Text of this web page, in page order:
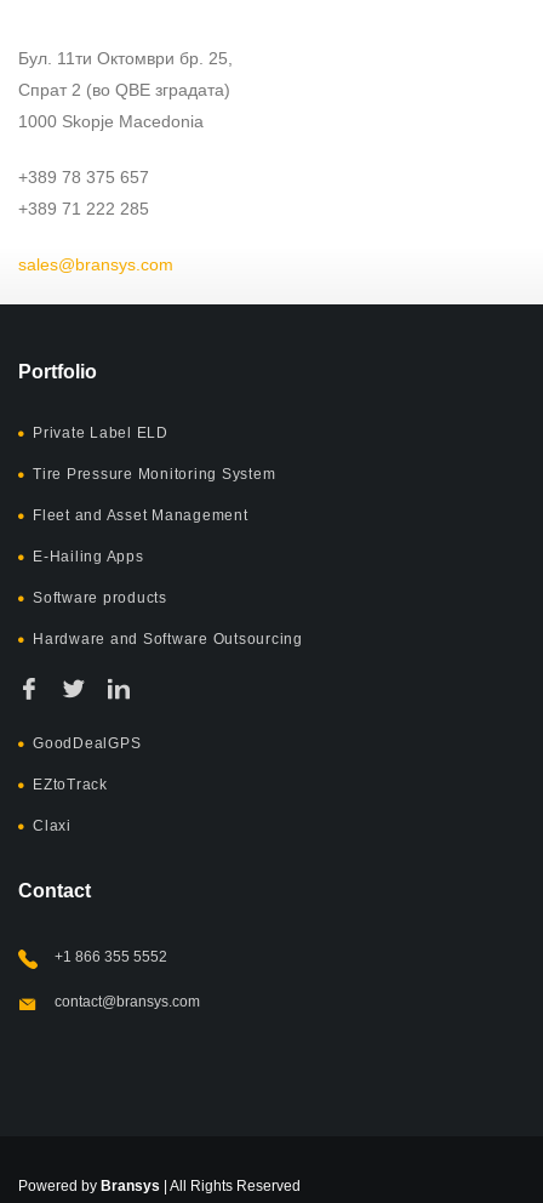
Бул. 11ти Октомври бр. 25,
Спрат 2 (во QBE зградата)
1000 Skopje Macedonia
+389 78 375 657
+389 71 222 285
sales@bransys.com
Portfolio
Private Label ELD
Tire Pressure Monitoring System
Fleet and Asset Management
E-Hailing Apps
Software products
Hardware and Software Outsourcing
GoodDealGPS
EZtoTrack
Claxi
Contact
+1 866 355 5552
contact@bransys.com
Powered by Bransys | All Rights Reserved